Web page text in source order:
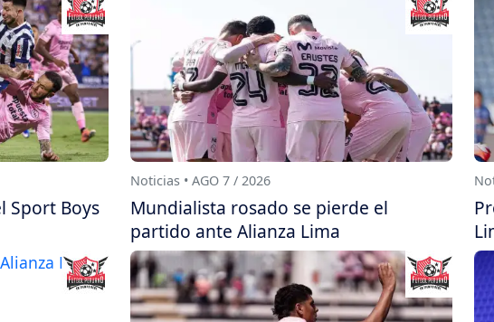
Sport Boys
Noticias • AGO 7 / 2026
Mundialista rosado se pierde el
partido ante Alianza Lima